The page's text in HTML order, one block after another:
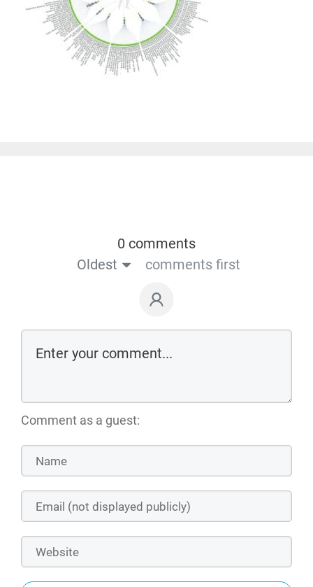
0 comments
Oldest
comments first
Comment as a guest: